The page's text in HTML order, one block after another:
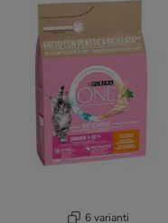
6 varianti